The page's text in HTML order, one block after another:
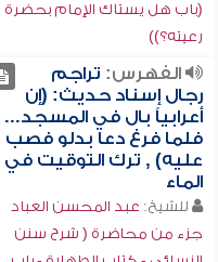
(باب هل يستاك الإمام بحضرة
رعيته؟))
الفهرس: تراجم
رجال إسناد حديث: (إن
أعرابياً بال في المسجد...
فلما فرغ دعا بدلو فصب
عليه) , ترك التوقيت في
الماء
للشيخ: عبد المحسن العباد
جزء من محاضرة ( شرح سنن